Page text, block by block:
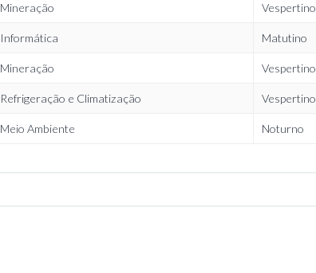
Mineração Vespertino
Informática Matutino
Mineração Vespertino
Refrigeração e Climatização Vespertino
Meio Ambiente Noturno